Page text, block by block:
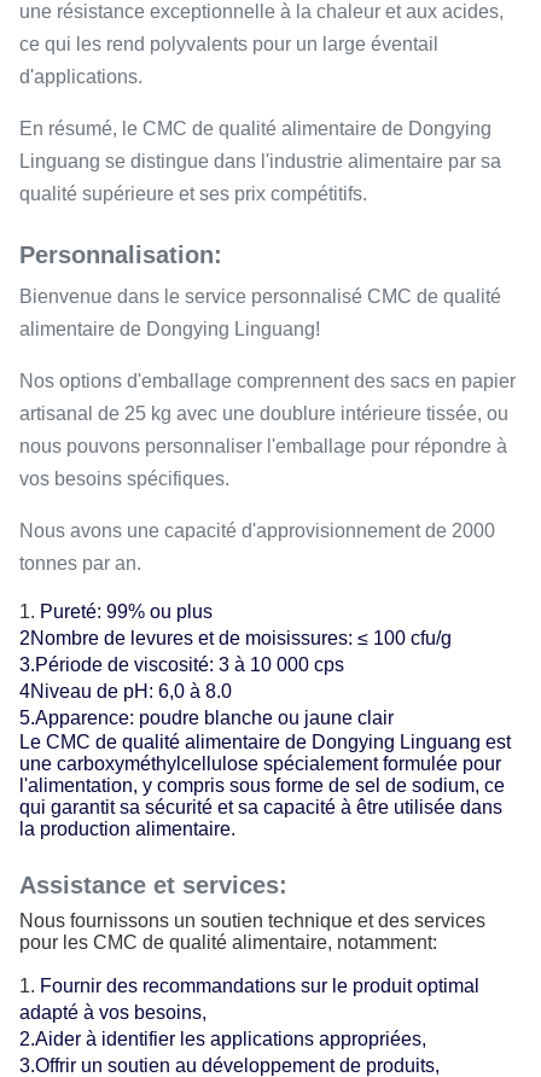
une résistance exceptionnelle à la chaleur et aux acides,
ce qui les rend polyvalents pour un large éventail
d'applications.
En résumé, le CMC de qualité alimentaire de Dongying
Linguang se distingue dans l'industrie alimentaire par sa
qualité supérieure et ses prix compétitifs.
Personnalisation:
Bienvenue dans le service personnalisé CMC de qualité
alimentaire de Dongying Linguang!
Nos options d'emballage comprennent des sacs en papier
artisanal de 25 kg avec une doublure intérieure tissée, ou
nous pouvons personnaliser l'emballage pour répondre à
vos besoins spécifiques.
Nous avons une capacité d'approvisionnement de 2000
tonnes par an.
Pureté: 99% ou plus
2Nombre de levures et de moisissures: ≤ 100 cfu/g
3.Période de viscosité: 3 à 10 000 cps
4Niveau de pH: 6,0 à 8.0
5.Apparence: poudre blanche ou jaune clair
Le CMC de qualité alimentaire de Dongying Linguang est
une carboxyméthylcellulose spécialement formulée pour
l'alimentation, y compris sous forme de sel de sodium, ce
qui garantit sa sécurité et sa capacité à être utilisée dans
la production alimentaire.
Assistance et services:
Nous fournissons un soutien technique et des services
pour les CMC de qualité alimentaire, notamment:
Fournir des recommandations sur le produit optimal
adapté à vos besoins,
2.Aider à identifier les applications appropriées,
3.Offrir un soutien au développement de produits,